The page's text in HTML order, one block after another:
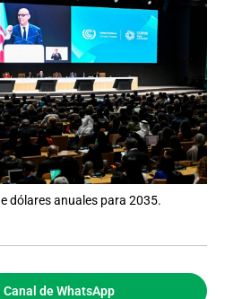
dólares anuales para 2035.
de WhatsApp